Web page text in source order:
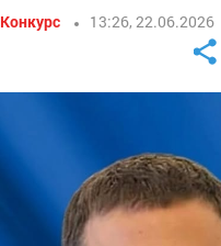
Конкурс 13:26, 22.06.2026